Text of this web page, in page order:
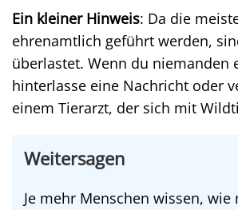
Ein kleiner Hinweis: Da die
ehrenamtlich geführt werden,
überlastet. Wenn du niemanden
hinterlasse eine Nachricht oder
einem Tierarzt, der sich mit
Weitersagen
Je mehr Menschen wissen, wie